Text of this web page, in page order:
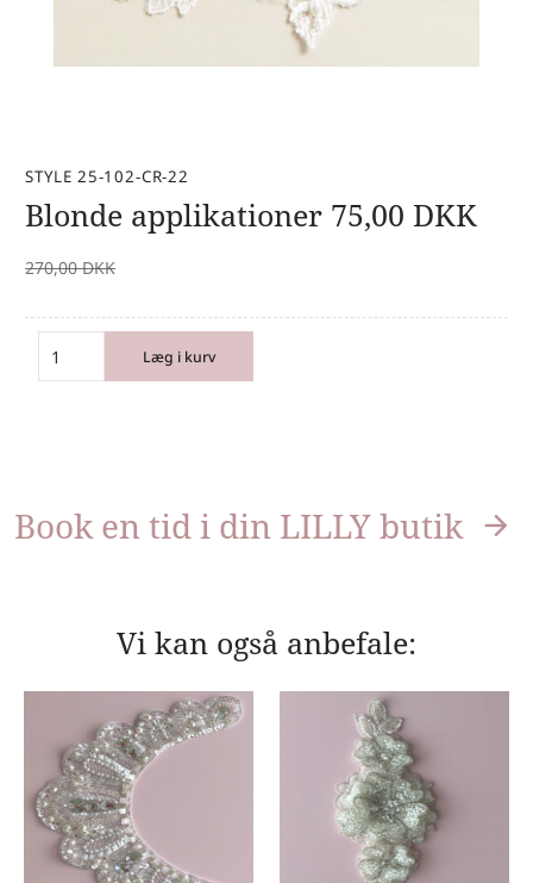
STYLE 25-102-CR-22
Blonde applikationer 75,00 DKK
270,00 DKK
Læg i kurv
Book en tid i din LILLY butik
Vi kan også anbefale: